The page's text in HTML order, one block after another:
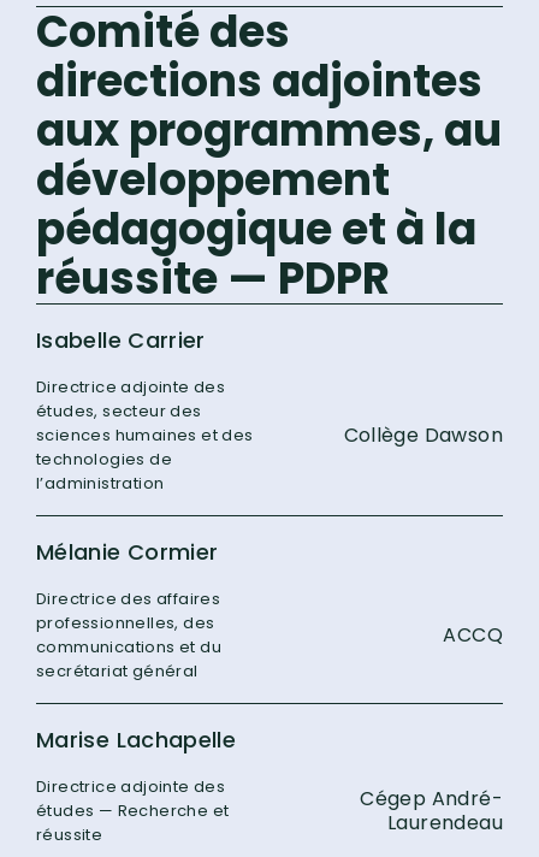
Comité des
directions adjointes
aux programmes, au
développement
pédagogique et à la
réussite — PDPR
Isabelle Carrier
Directrice adjointe des
études, secteur des
sciences humaines et des
technologies de
l’administration
Collège Dawson
Mélanie Cormier
Directrice des affaires
professionnelles, des
communications et du
secrétariat général
ACCQ
Marise Lachapelle
Directrice adjointe des
études — Recherche et
réussite
Cégep André-
Laurendeau